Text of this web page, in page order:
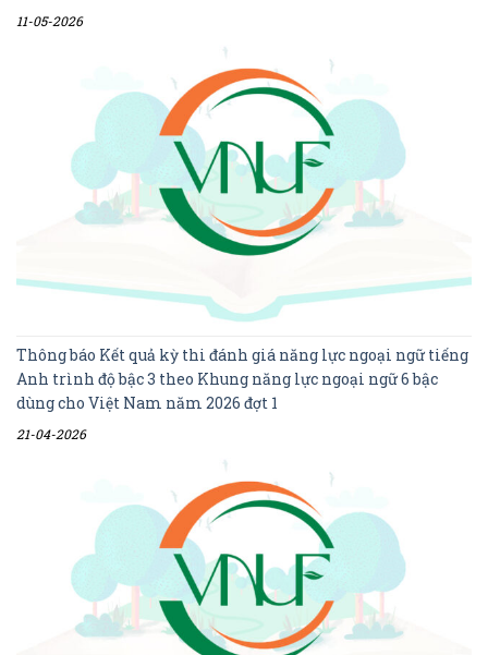
11-05-2026
Thông báo Kết quả kỳ thi đánh giá năng lực ngoại ngữ tiếng
Anh trình độ bậc 3 theo Khung năng lực ngoại ngữ 6 bậc
dùng cho Việt Nam năm 2026 đợt 1
21-04-2026